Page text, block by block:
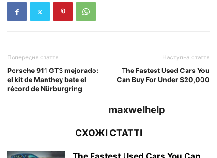
Попередня стаття
Porsche 911 GT3 mejorado:
el kit de Manthey bate el
récord de Nürburgring
Наступна стаття
The Fastest Used Cars You
Can Buy For Under $20,000
maxwelhelp
СХОЖІ СТАТТІ